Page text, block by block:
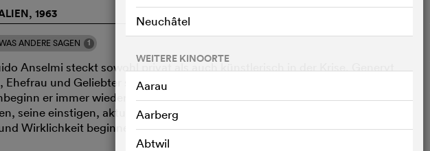
1963
ANDERE SAGEN 1
Anselmi steckt sowohl privat als auch künstlerisch in der Krise. Genervt
Ehefrau und Geliebter sucht er verzweifelt nach Inspiration für seinen neuen
er immer wieder verschiebt. Stattdessen fährt er zu einer Kur, wo ihn
seine einstigen, aktuellen und erhofften Beziehungen aber erst recht
Wirklichkeit beginnen zur verschwimmen.
Neuchâtel
WEITERE KINOORTE
Aarau
Aarberg
Abtwil